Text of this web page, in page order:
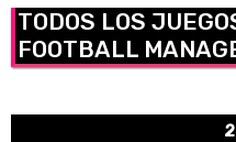
TODOS LOS
FOOTBALL